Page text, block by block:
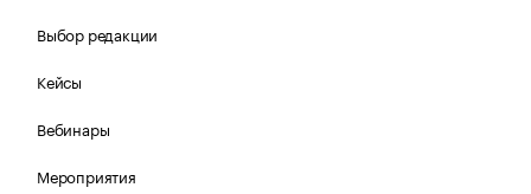
Выбор редакции
Кейсы
Вебинары
Мероприятия